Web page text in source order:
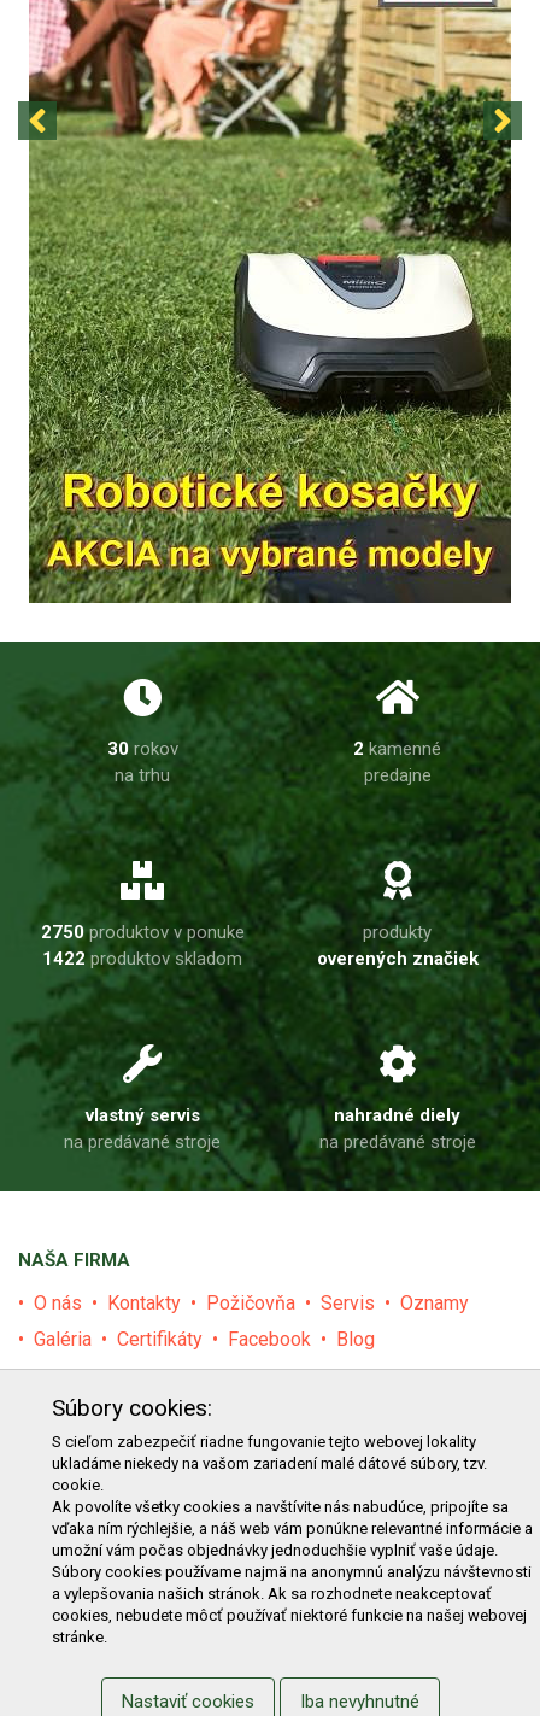
30rokov
na trhu
2 kamenné
predajne
2750produktov v ponuke
1422produktov skladom
produkty
overených značiek
vlastný servis
na predávané stroje
nahradné diely
na predávané stroje
NAŠA FIRMA
O nás Kontakty Požičovňa Servis
Oznamy
Galéria
Certifikáty Facebook Blog
E-shop Akcie Darčekové poukážky
Katalógy
Zľavy
Novinky Predávané značky
Bazár
Výzvy pre obce a firmy
NAKUPOVANIE
Obchodné podmienky
Cenník prepravy
Reklamačný poriadok
Odstúpenie od kúpy
Protokol na odstúpenie od kúpy
Súbory cookies:
S cieľom zabezpečiť riadne fungovanie tejto webovej lokality
ukladáme niekedy na vašom zariadení malé dátové súbory, tzv.
cookie.
Ak povolíte všetky cookies a navštívite nás nabudúce, pripojíte sa
vďaka ním rýchlejšie, a náš web vám ponúkne relevantné informácie a
umožní vám počas objednávky jednoduchšie vyplniť vaše údaje.
Súbory cookies používame najmä na anonymnú analýzu návštevnosti
a vylepšovania našich stránok. Ak sa rozhodnete neakceptovať
cookies, nebudete môcť používať niektoré funkcie na našej webovej
stránke.
Nastaviť cookies Iba nevyhnutné